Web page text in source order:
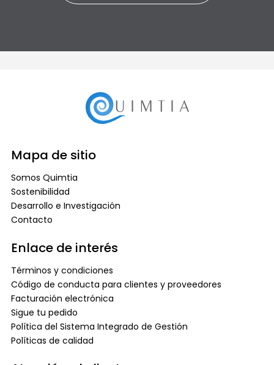
Mapa de sitio
Somos Quimtia
Sostenibilidad
Desarrollo e Investigación
Contacto
Enlace de interés
Términos y condiciones
Código de conducta para clientes y proveedores
Facturación electrónica
Sigue tu pedido
Política del Sistema Integrado de Gestión
Políticas de calidad